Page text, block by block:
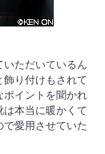
いただいているん
り付けもされて
ポイントを聞かれ
本当に暖かくて
愛用させていた